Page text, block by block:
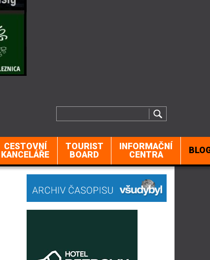
CESTOVNÍ
KANCELÁŘE
TOURIST
BOARD
INFORMAČNÍ
CENTRA